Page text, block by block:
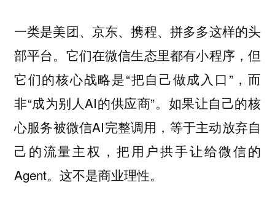
一类是美团、京东、携程、拼多多这样的头
部平台。它们在微信生态里都有小程序，但
它们的核心战略是“把自己做成入口”，而
非“成为别人AI的供应商”。如果让自己的核
心服务被微信AI完整调用，等于主动放弃自
己的流量主权，把用户拱手让给微信的
Agent。这不是商业理性。